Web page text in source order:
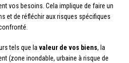
vos besoins. Cela implique de faire un
et de réfléchir aux risques spécifiques
tels que la valeur de vos biens, la
(zone inondable, urbaine à risque de